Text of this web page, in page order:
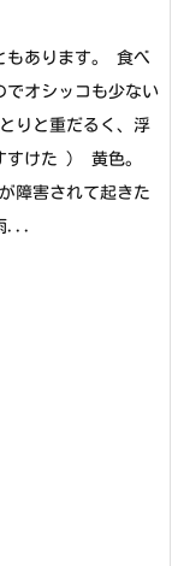
もあります。 食べ
でオシッコも少ない
りと重だるく、浮
けた ） 黄色。
害されて起きた
...